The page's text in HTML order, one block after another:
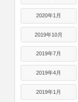
2020年1月
2019年10月
2019年7月
2019年4月
2019年1月